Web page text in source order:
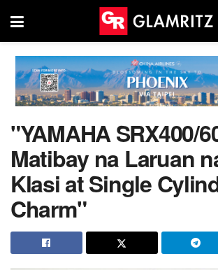
"YAMAHA SRX400/
Matibay na Laruan
Klasi at Single
Charm"